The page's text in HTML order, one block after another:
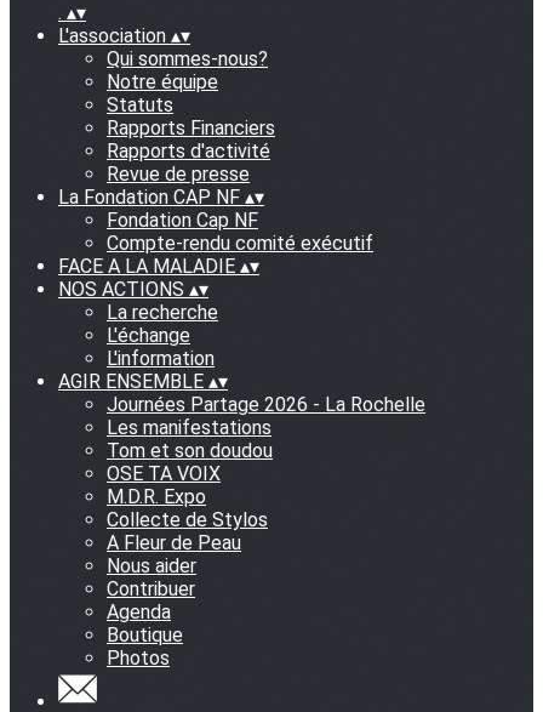
. ▴▾
L'association ▴▾
Qui sommes-nous?
Notre équipe
Statuts
Rapports Financiers
Rapports d'activité
Revue de presse
La Fondation CAP NF ▴▾
Fondation Cap NF
Compte-rendu comité exécutif
FACE A LA MALADIE ▴▾
NOS ACTIONS ▴▾
La recherche
L'échange
L'information
AGIR ENSEMBLE ▴▾
Journées Partage 2026 - La Rochelle
Les manifestations
Tom et son doudou
OSE TA VOIX
M.D.R. Expo
Collecte de Stylos
A Fleur de Peau
Nous aider
Contribuer
Agenda
Boutique
Photos